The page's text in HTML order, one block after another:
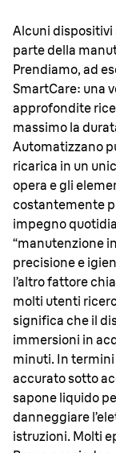
Alcuni
parte della
Prendiamo, ad
SmartCare: una
approfondite
massimo la
Automatizzano
ricarica in un
opera e gli
costantemente
impegno
“manutenzione
precisione e
l’altro fattore
molti utenti
significa che il
immersioni in
minuti. In
accurato sotto
sapone liquido
danneggiare
istruzioni. Molti